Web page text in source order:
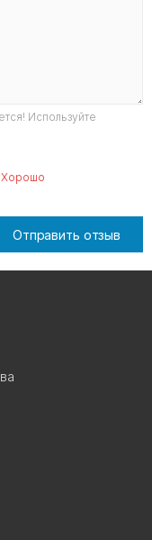
Используйте
Хорошо
Отправить отзыв